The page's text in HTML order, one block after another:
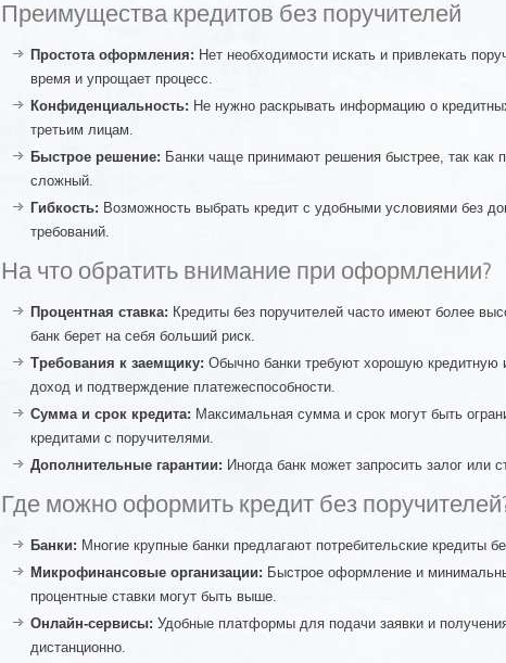
Преимущества кредитов без поручителей
Простота оформления: Нет необходимости искать и привлекать
время и упрощает процесс.
Конфиденциальность: Не нужно раскрывать информацию о
третьим лицам.
Быстрое решение: Банки чаще принимают решения быстрее, так как
сложный.
Гибкость: Возможность выбрать кредит с удобными условиями без
требований.
На что обратить внимание при оформлении?
Процентная ставка: Кредиты без поручителей часто имеют более
банк берет на себя больший риск.
Требования к заемщику: Обычно банки требуют хорошую кредитную
доход и подтверждение платежеспособности.
Сумма и срок кредита: Максимальная сумма и срок могут быть
кредитами с поручителями.
Дополнительные гарантии: Иногда банк может запросить залог или
Где можно оформить кредит без
Банки: Многие крупные банки предлагают потребительские кредиты
Микрофинансовые организации: Быстрое оформление и
процентные ставки могут быть выше.
Онлайн-сервисы: Удобные платформы для подачи заявки и
дистанционно.